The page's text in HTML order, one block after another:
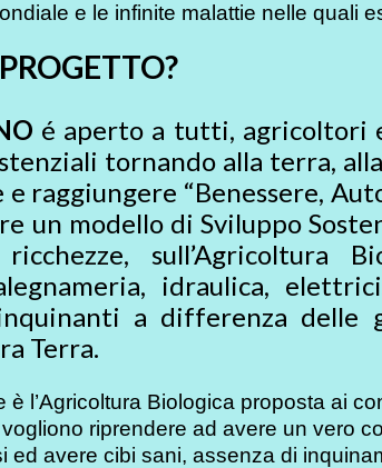
e le infinite malattie nelle quali
é aperto a tutti, agricoltori
tornando alla terra,
e raggiungere “Benessere,
un modello di Sviluppo
sull’Agricoltura
idraulica,
a differenza
Terra.
è l’Agricoltura Biologica proposta ai
riprendere ad avere un vero
ed avere cibi sani, assenza di